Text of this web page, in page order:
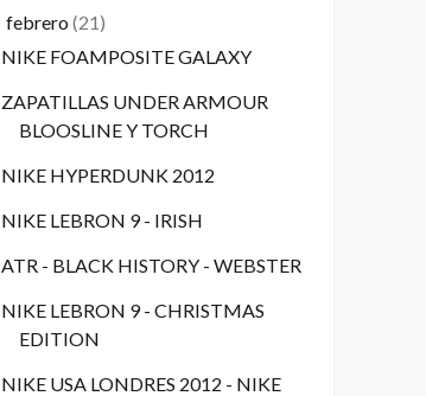
febrero (21)
NIKE FOAMPOSITE GALAXY
ZAPATILLAS UNDER ARMOUR
BLOOSLINE Y TORCH
NIKE HYPERDUNK 2012
NIKE LEBRON 9 - IRISH
ATR - BLACK HISTORY - WEBSTER
NIKE LEBRON 9 - CHRISTMAS
EDITION
NIKE USA LONDRES 2012 - NIKE